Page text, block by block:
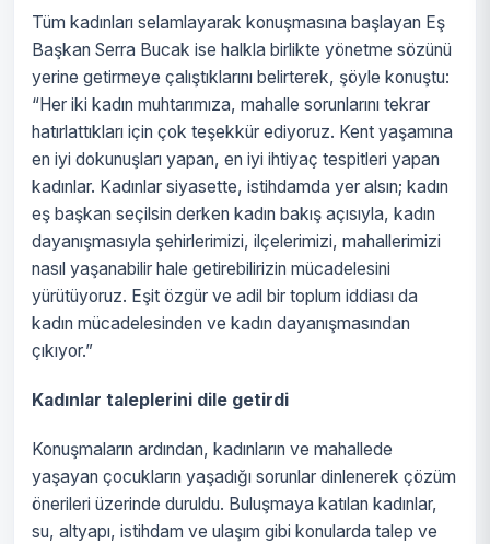
Tüm kadınları selamlayarak konuşmasına başlayan Eş
Başkan Serra Bucak ise halkla birlikte yönetme sözünü
yerine getirmeye çalıştıklarını belirterek, şöyle konuştu:
“Her iki kadın muhtarımıza, mahalle sorunlarını tekrar
hatırlattıkları için çok teşekkür ediyoruz. Kent yaşamına
en iyi dokunuşları yapan, en iyi ihtiyaç tespitleri yapan
kadınlar. Kadınlar siyasette, istihdamda yer alsın; kadın
eş başkan seçilsin derken kadın bakış açısıyla, kadın
dayanışmasıyla şehirlerimizi, ilçelerimizi, mahallerimizi
nasıl yaşanabilir hale getirebilirizin mücadelesini
yürütüyoruz. Eşit özgür ve adil bir toplum iddiası da
kadın mücadelesinden ve kadın dayanışmasından
çıkıyor.”
Kadınlar taleplerini dile getirdi
Konuşmaların ardından, kadınların ve mahallede
yaşayan çocukların yaşadığı sorunlar dinlenerek çözüm
önerileri üzerinde duruldu. Buluşmaya katılan kadınlar,
su, altyapı, istihdam ve ulaşım gibi konularda talep ve